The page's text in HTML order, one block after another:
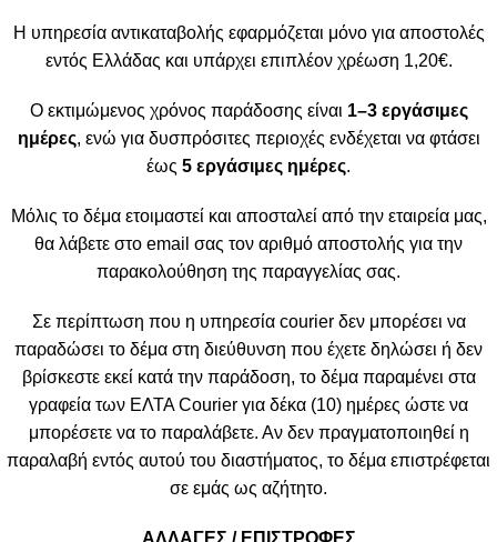
Η υπηρεσία αντικαταβολής εφαρμόζεται μόνο για αποστολές
εντός Ελλάδας και υπάρχει επιπλέον χρέωση 1,20€.
Ο εκτιμώμενος χρόνος παράδοσης είναι 1–3 εργάσιμες
ημέρες, ενώ για δυσπρόσιτες περιοχές ενδέχεται να φτάσει
έως 5 εργάσιμες ημέρες.
Μόλις το δέμα ετοιμαστεί και αποσταλεί από την εταιρεία μας,
θα λάβετε στο email σας τον αριθμό αποστολής για την
παρακολούθηση της παραγγελίας σας.
Σε περίπτωση που η υπηρεσία courier δεν μπορέσει να
παραδώσει το δέμα στη διεύθυνση που έχετε δηλώσει ή δεν
βρίσκεστε εκεί κατά την παράδοση, το δέμα παραμένει στα
γραφεία των ΕΛΤΑ Courier για δέκα (10) ημέρες ώστε να
μπορέσετε να το παραλάβετε. Αν δεν πραγματοποιηθεί η
παραλαβή εντός αυτού του διαστήματος, το δέμα επιστρέφεται
σε εμάς ως αζήτητο.
ΑΛΛΑΓΕΣ / ΕΠΙΣΤΡΟΦΕΣ